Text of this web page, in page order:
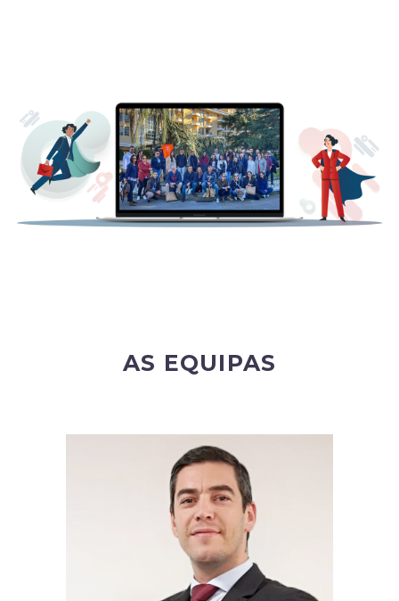
AS EQUIPAS